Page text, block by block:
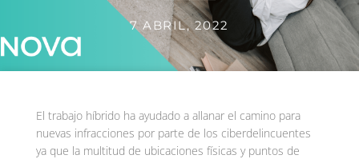
7 ABRIL, 2022
El trabajo híbrido ha ayudado a allanar el camino para
nuevas infracciones por parte de los ciberdelincuentes
ya que la multitud de ubicaciones físicas y puntos de